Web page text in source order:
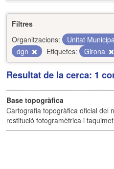
Filtres
Organitzacions:
Unitat
dgn
Etiquetes: Girona
Resultat de la cerca: 1
Base topogràfica
Cartografia topogràfica oficial del
restitució fotogramètrica i